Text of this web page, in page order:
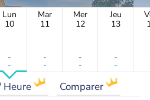
Lun
10
-
-
Mar
11
-
-
Mer
12
-
-
Jeu
13
-
-
Heure Comparer